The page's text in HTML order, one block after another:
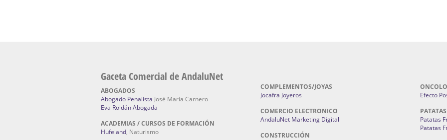
Gaceta Comercial de AndaluNet
ABOGADOS
Abogado Penalista José María Carnero
Eva Roldán Abogada
ACADEMIAS / CURSOS DE FORMACIÓN
Hufeland, Naturismo
COMPLEMENTOS/JOYAS
Jocafra Joyeros
COMERCIO ELECTRONICO
AndaluNet Marketing Digital
CONSTRUCCIÓN
Efecto
Patatas
Patatas